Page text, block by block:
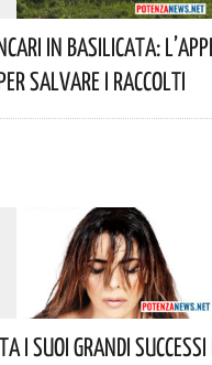
In Basilicata:
Salvare I Raccolti
I Suoi Grandi Successi